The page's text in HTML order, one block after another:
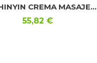
CREMA MASAJE...
Precio
55,82 €